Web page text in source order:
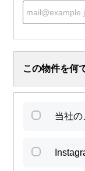
この物件を何
当社